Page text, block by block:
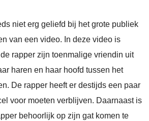
niet erg geliefd bij het grote publiek
van een video. In deze video is
rapper zijn toenmalige vriendin uit
haren en haar hoofd tussen het
De rapper heeft er destijds een paar
voor moeten verblijven. Daarnaast is
behoorlijk op zijn gat komen te